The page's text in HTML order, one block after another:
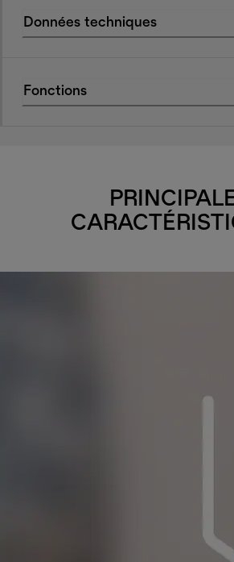
Données techniques
Fonctions